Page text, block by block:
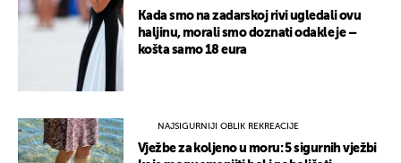
Kada smo na zadarskoj rivi ugledali ovu
haljinu, morali smo doznati odakle je –
košta samo 18 eura
NAJSIGURNIJI OBLIK REKREACIJE
Vježbe za koljeno u moru: 5 sigurnih vježbi